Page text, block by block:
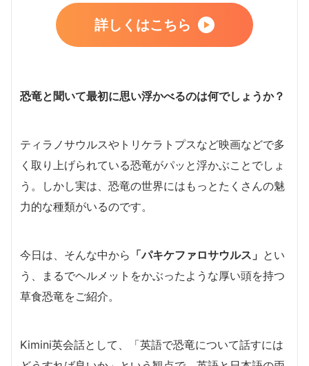
詳しくはこちら
恐竜と聞いて最初に思い浮かべるのは何でしょうか？
ティラノサウルスやトリケラトプスなど映画などで多
く取り上げられている恐竜がパッと浮かぶことでしょ
う。しかし実は、恐竜の世界にはもっとたくさんの魅
力的な種類がいるのです。
今日は、そんな中から 「パキケファロサウルス」 とい
う、まるでヘルメットをかぶったような厚い頭を持つ
草食恐竜をご紹介。
Kimini英会話として、「英語で恐竜について話すには